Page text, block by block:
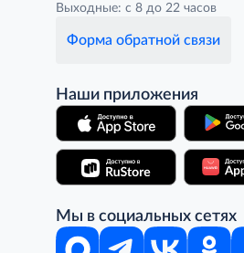
Выходные: с 8 до 22 часов
Форма обратной связи
Наши приложения
Мы в социальных сетях